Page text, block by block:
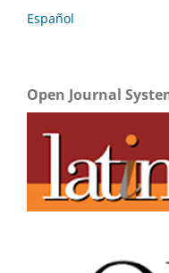
Español
Open Journal